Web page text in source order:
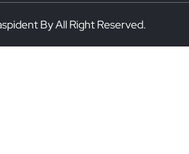
By All Right Reserved.